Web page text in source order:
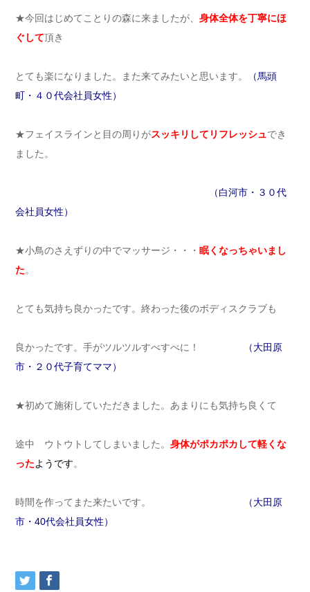
★今回はじめてことりの森に来ましたが、 身体全体を丁寧にほ
ぐして頂き
とても楽になりました。また来てみたいと思います。
（馬頭
町・４０代会社員女性）
★フェイスラインと目の周りがスッキリしてリフレッシュでき
ました。
（白河市・３０代
会社員女性）
★小鳥のさえずりの中でマッサージ・・・ 眠くなっちゃいまし
た。
とても気持ち良かったです。終わった後のボディスクラブも
良かったです。手がツルツルすべすべに！
（大田原
市・２０代子育てママ）
★初めて施術していただきました。あまりにも気持ち良くて
途中 ウトウトしてしまいました。 身体がポカポカして軽くな
ったようです。
時間を作ってまた来たいです。
（大田原
市・40代会社員女性）